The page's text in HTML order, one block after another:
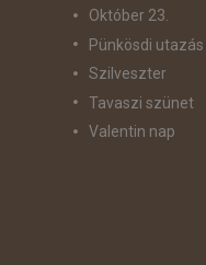
Október 23.
Pünkösdi utazás
Szilveszter
Tavaszi szünet
Valentin nap